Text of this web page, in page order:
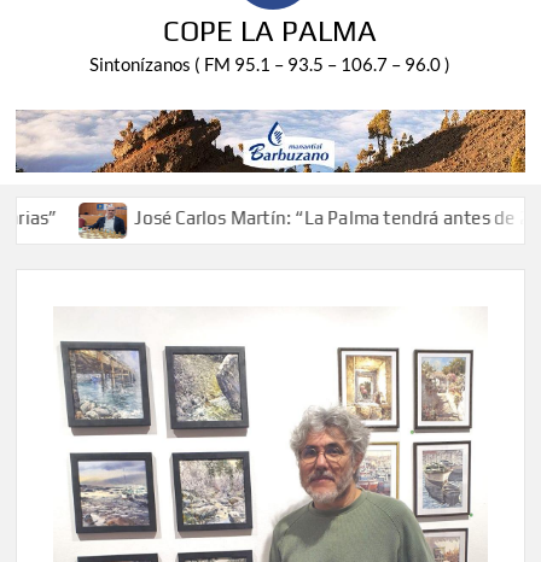
COPE LA PALMA
Sintonízanos ( FM 95.1 – 93.5 – 106.7 – 96.0 )
José Carlos Martín: “La Palma tendrá antes de 2030 un